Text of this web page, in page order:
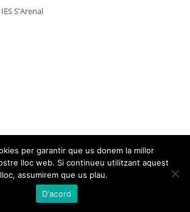
S'Arenal
per garantir que us donem la millor
lloc web. Si continueu utilitzant aquest
lloc, assumirem que us plau.
D'acord